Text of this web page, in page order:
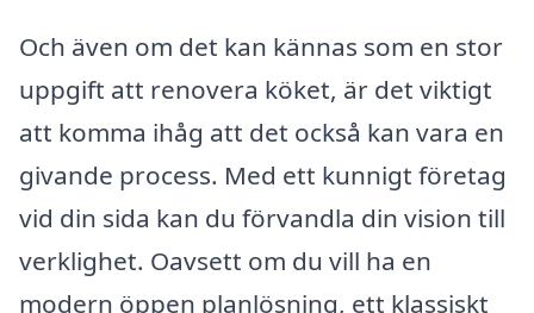
Och även om det kan kännas som en stor
uppgift att renovera köket, är det viktigt
att komma ihåg att det också kan vara en
givande process. Med ett kunnigt företag
vid din sida kan du förvandla din vision till
verklighet. Oavsett om du vill ha en
modern öppen planlösning, ett klassiskt